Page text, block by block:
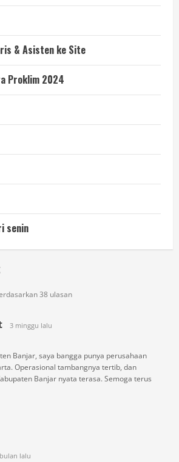
& Asisten ke Site
Proklim 2024
senin
38 ulasan
3 minggu lalu
Banjar, saya bangga punya perusahaan
Operasional tambangnya tertib, dan
Banjar nyata terasa. Semoga terus
lalu